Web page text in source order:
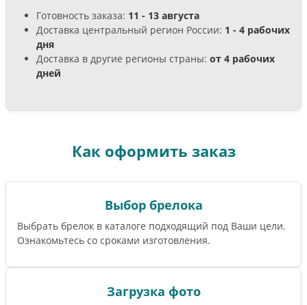
Готовность заказа: 11 - 13 августа
Доставка центральный регион России: 1 - 4 рабочих
дня
Доставка в другие регионы страны: от 4 рабочих
дней
Как оформить заказ
Выбор брелока
Выбрать брелок в каталоге подходящий под Ваши цели.
Ознакомьтесь со сроками изготовления.
Загрузка фото